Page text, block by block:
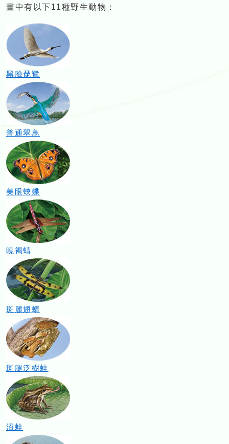
畫中有以下11種野生動物：
黑臉琵鷺
普通翠鳥
美眼蛺蝶
曉褐蜻
斑麗翅蜻
斑腿泛樹蛙
沼蛙